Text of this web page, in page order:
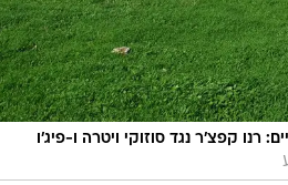
רנו קפצ'ר נגד סוזוקי ויטרה ו-פיג'ו